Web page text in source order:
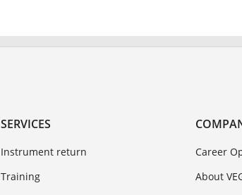
SERVICES
Instrument return
Training
Career
About